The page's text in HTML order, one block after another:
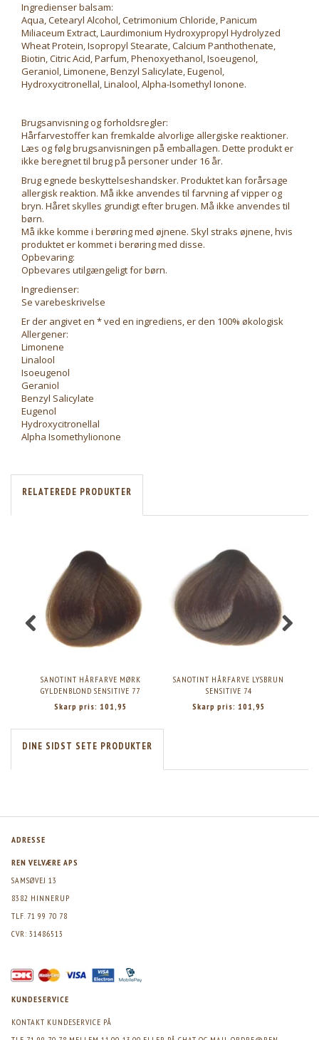
Ingredienser balsam:
Aqua, Cetearyl Alcohol, Cetrimonium Chloride, Panicum
Miliaceum Extract, Laurdimonium Hydroxypropyl Hydrolyzed
Wheat Protein, Isopropyl Stearate, Calcium Panthothenate,
Biotin, Citric Acid, Parfum, Phenoxyethanol, Isoeugenol,
Geraniol, Limonene, Benzyl Salicylate, Eugenol,
Hydroxycitronellal, Linalool, Alpha-Isomethyl Ionone.
Brugsanvisning og forholdsregler:
Hårfarvestoffer kan fremkalde alvorlige allergiske reaktioner.
Læs og følg brugsanvisningen på emballagen. Dette produkt er
ikke beregnet til brug på personer under 16 år.
Brug egnede beskyttelseshandsker. Produktet kan forårsage
allergisk reaktion. Må ikke anvendes til farvning af vipper og
bryn. Håret skylles grundigt efter brugen. Må ikke anvendes til
børn.
Må ikke komme i berøring med øjnene. Skyl straks øjnene, hvis
produktet er kommet i berøring med disse.
Opbevaring:
Opbevares utilgængeligt for børn.
Ingredienser:
Se varebeskrivelse
Er der angivet en * ved en ingrediens, er den 100% økologisk
Allergener:
Limonene
Linalool
Isoeugenol
Geraniol
Benzyl Salicylate
Eugenol
Hydroxycitronellal
Alpha Isomethylionone
RELATEREDE PRODUKTER
SANOTINT HÅRFARVE MØRK
GYLDENBLOND SENSITIVE 77
Skarp pris: 101,95
SANOTINT HÅRFARVE LYSBRUN
SENSITIVE 74
Skarp pris: 101,95
DINE SIDST SETE PRODUKTER
ADRESSE
REN VELVÆRE APS
SAMSØVEJ 13
8382 HINNERUP
TLF. 71 99 70 78
CVR: 31486513
KUNDESERVICE
KONTAKT KUNDESERVICE PÅ